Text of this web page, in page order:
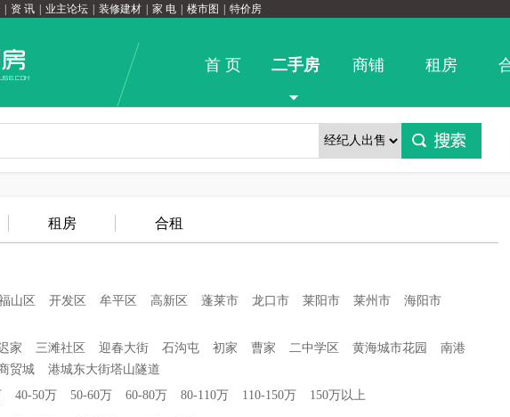
资 讯 业主论坛 装修建材 家 电 楼市图 特价房
首 页 二手房 商铺 租房
租房 合租
山区 开发区 牟平区 高新区 蓬莱市 龙口市 莱阳市 莱州市
海阳市
家 三滩社区 迎春大街 石沟屯 初家 曹家 二中学区 黄海城市花园
南港
贸城 港城东大街塔山隧道
40-50万 50-60万 60-80万 80-110万 110-150万 150万以上